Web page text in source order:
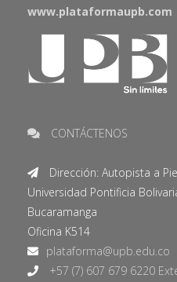
www.plataformaupb.com
CONTÁCTENOS
Dirección: Autopista a
Universidad Pontificia
Bucaramanga
Oficina K514
+57 (7) 607 679 6220